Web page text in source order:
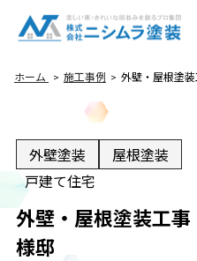
ホーム 施工事例 外壁・屋根塗
外壁塗装
屋根塗装
戸建て住宅
外壁・屋根塗装工
様邸